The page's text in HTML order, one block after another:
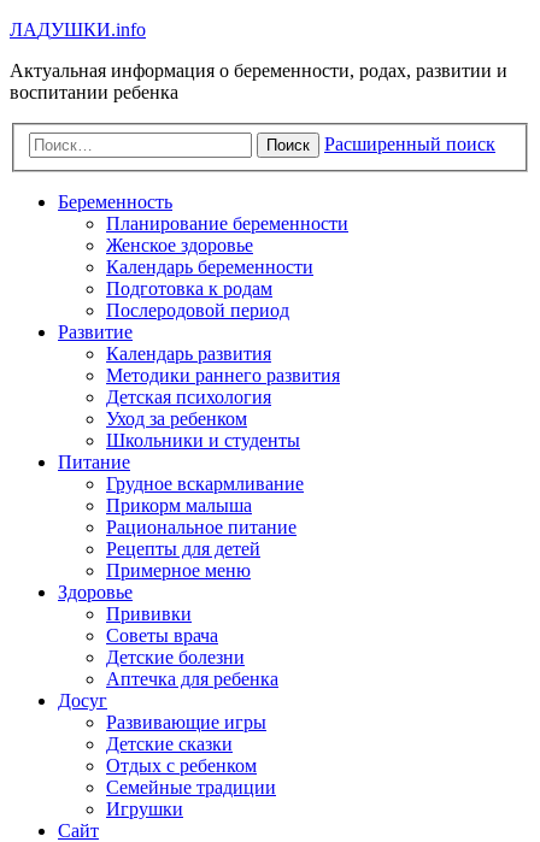
ЛАДУШКИ.info
Актуальная информация о беременности, родах, развитии и
воспитании ребенка
Поиск Расширенный поиск
Беременность
Планирование беременности
Женское здоровье
Календарь беременности
Подготовка к родам
Послеродовой период
Развитие
Календарь развития
Методики раннего развития
Детская психология
Уход за ребенком
Школьники и студенты
Питание
Грудное вскармливание
Прикорм малыша
Рациональное питание
Рецепты для детей
Примерное меню
Здоровье
Прививки
Советы врача
Детские болезни
Аптечка для ребенка
Досуг
Развивающие игры
Детские сказки
Отдых с ребенком
Семейные традиции
Игрушки
Сайт